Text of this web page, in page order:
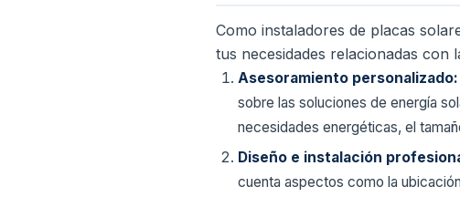
Como instaladores de placas
tus necesidades relacionadas con
Asesoramiento personalizado:
sobre las soluciones de energía
necesidades energéticas, el
Diseño e instalación
cuenta aspectos como la